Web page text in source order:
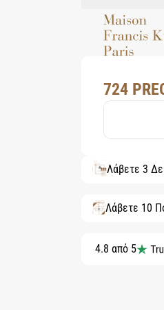
724
Λάβετε 3
Λάβετε 10
4.8 από 5